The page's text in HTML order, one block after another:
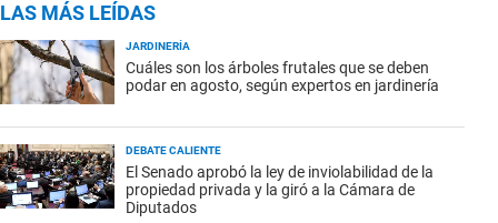
LAS MÁS LEÍDAS
JARDINERÍA
Cuáles son los árboles frutales que se deben
podar en agosto, según expertos en jardinería
DEBATE CALIENTE
El Senado aprobó la ley de inviolabilidad de la
propiedad privada y la giró a la Cámara de
Diputados